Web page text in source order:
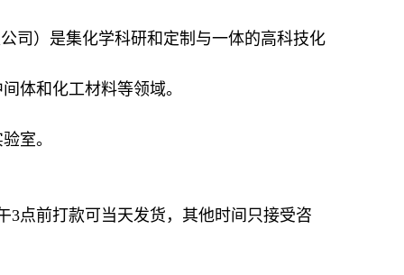
司）是集化学科研和定制与一体的高科技化
体和化工材料等领域。
室。
3点前打款可当天发货，其他时间只接受咨